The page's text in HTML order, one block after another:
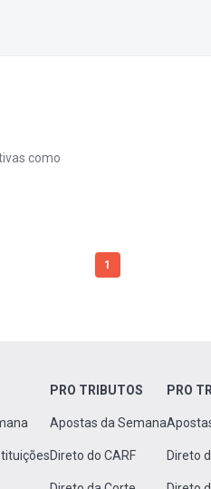
como
1
PRO TRIBUTOS
Apostas da Semana
Direto do CARF
PRO
Direto